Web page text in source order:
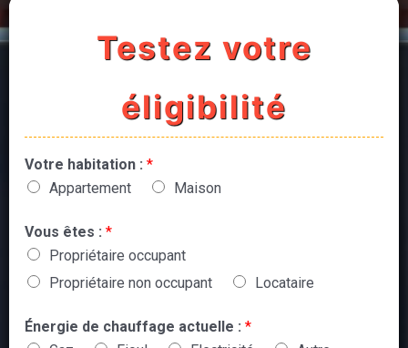
Testez votre
éligibilité
Votre habitation : *
Appartement
Maison
Vous êtes : *
Propriétaire occupant
Propriétaire non occupant
Locataire
Énergie de chauffage actuelle : *